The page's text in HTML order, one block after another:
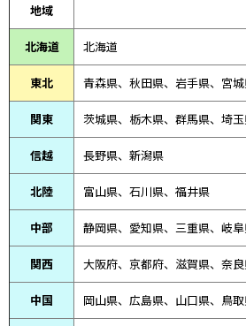
地域
北海道 北海道
東北 青森県、 秋田県、 岩手県、宮
関東 茨城県、栃木県、群馬県、埼
信越 長野県、新潟県
北陸 富山県、 石川県、 福井県
中部 静岡県、 愛知県、 三重県、 岐
関西 大阪府、京都府、滋賀県、奈
中国 岡山県、広島県、山口県、鳥